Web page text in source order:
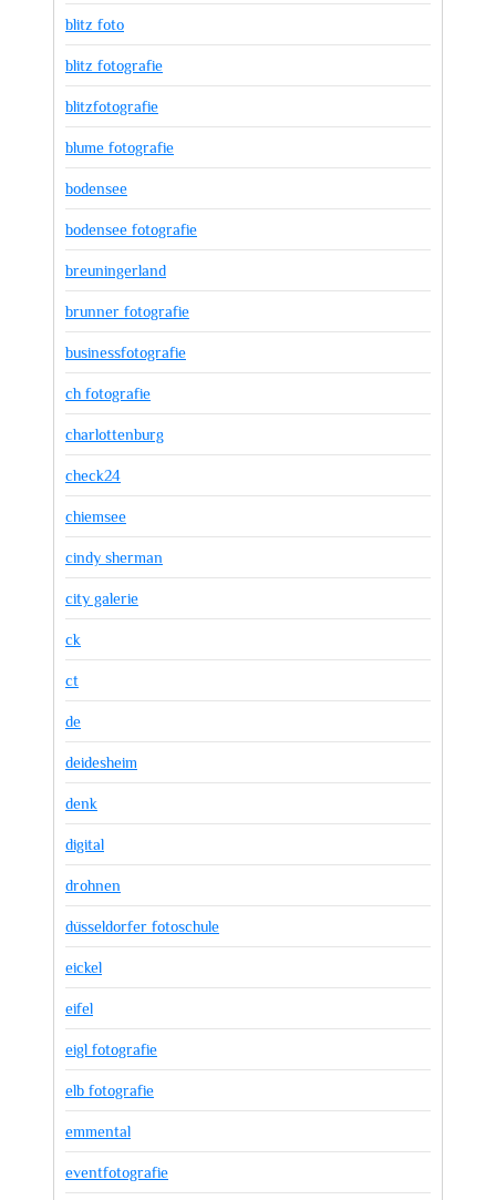
blitz foto
blitz fotografie
blitzfotografie
blume fotografie
bodensee
bodensee fotografie
breuningerland
brunner fotografie
businessfotografie
ch fotografie
charlottenburg
check24
chiemsee
cindy sherman
city galerie
ck
ct
de
deidesheim
denk
digital
drohnen
düsseldorfer fotoschule
eickel
eifel
eigl fotografie
elb fotografie
emmental
eventfotografie